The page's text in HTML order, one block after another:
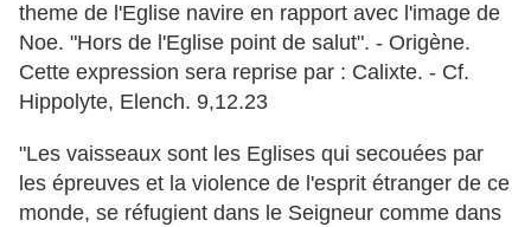
theme de l'Eglise navire en rapport avec l'image de
Noe. "Hors de l'Eglise point de salut". - Origène.
Cette expression sera reprise par : Calixte. - Cf.
Hippolyte, Elench. 9,12.23
"Les vaisseaux sont les Eglises qui secouées par
les épreuves et la violence de l'esprit étranger de ce
monde, se réfugient dans le Seigneur comme dans